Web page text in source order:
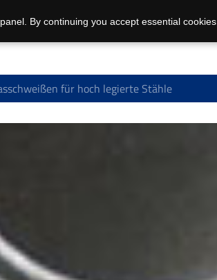
für hoch legierte Stähle
By continuing you accept essential cookies.